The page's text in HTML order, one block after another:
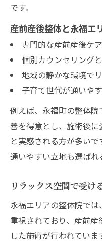
です。
産前産後整体と永福エ
専門的な産前産後ケ
個別カウンセリング
地域の静かな環境で
子育て世代が通いや
例えば、永福町の整体
善を得意とし、施術後
と実感される方が多い
通いやすい立地も選ばれ
リラックス空間で受け
永福エリアの整体院で
重視されており、産前
した施術が行われてい